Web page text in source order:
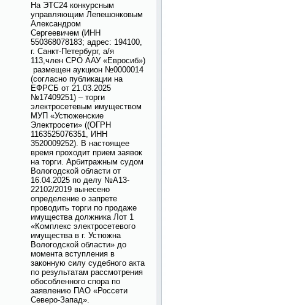
На ЭТС24 конкурсным
управляющим Лепешонковым
Александром
Сергеевичем (ИНН
550368078183; адрес: 194100,
г. Санкт-Петербург, а/я
113,член СРО ААУ «Евросиб»)
размещен аукцион №0000014
(согласно публикации на
ЕФРСБ от 21.03.2025
№17409251) – торги
электросетевым имуществом
МУП «Устюженские
Электросети» ((ОГРН
1163525076351, ИНН
3520009252). В настоящее
время проходит прием заявок
на торги. Арбитражным судом
Вологодской области от
16.04.2025 по делу №А13-
22102/2019 вынесено
определение о запрете
проводить торги по продаже
имущества должника Лот 1
«Комплекс электросетевого
имущества в г. Устюжна
Вологодской области» до
момента вступления в
законную силу судебного акта
по результатам рассмотрения
обособленного спора по
заявлению ПАО «Россети
Северо-Запад».